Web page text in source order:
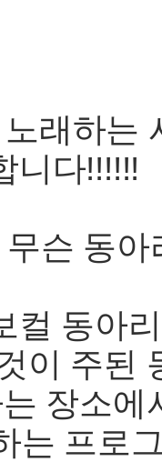
래하는
니다!!!!!!
슨 동아
컬 동아
이 주된
장소
는 프로